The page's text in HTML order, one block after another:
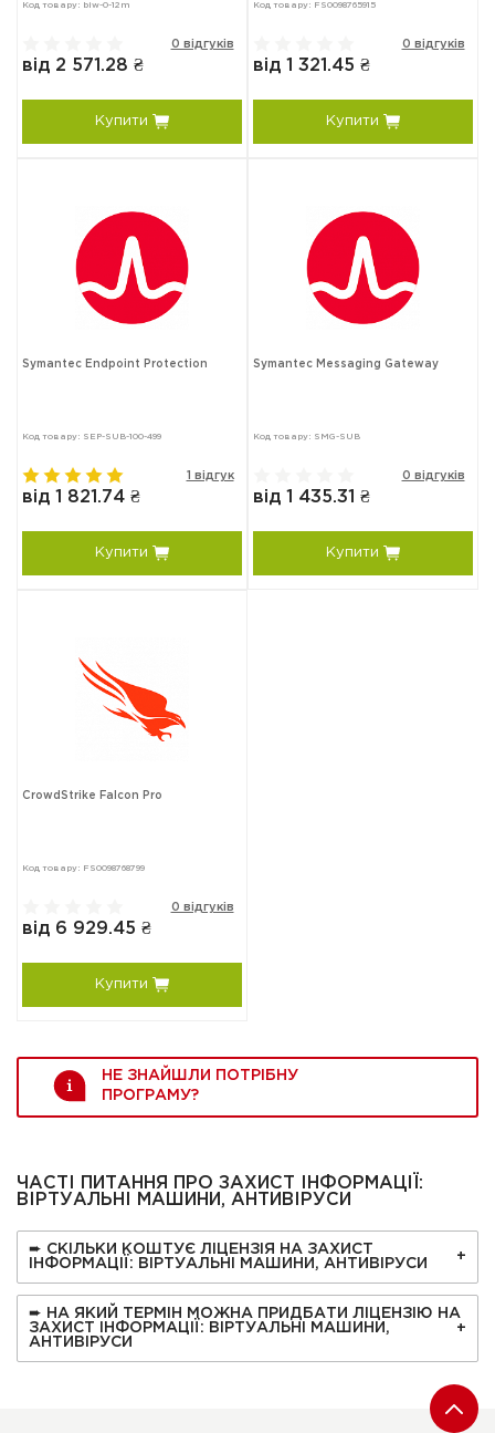
Код товару: biw-0-12m
0 відгуків
від 2 571.28 ₴
Купити
Код товару: FS0098765915
0 відгуків
від 1 321.45 ₴
Купити
Symantec Endpoint Protection
Код товару: SEP-SUB-100-499
1 відгук
від 1 821.74 ₴
Купити
Symantec Messaging Gateway
Код товару: SMG-SUB
0 відгуків
від 1 435.31 ₴
Купити
CrowdStrike Falcon Pro
Код товару: FS0098768799
0 відгуків
від 6 929.45 ₴
Купити
НЕ ЗНАЙШЛИ ПОТРІБНУ
ПРОГРАМУ?
ЧАСТІ ПИТАННЯ ПРО ЗАХИСТ ІНФОРМАЦІЇ:
ВІРТУАЛЬНІ МАШИНИ, АНТИВІРУСИ
➨ СКІЛЬКИ КОШТУЄ ЛІЦЕНЗІЯ НА ЗАХИСТ
ІНФОРМАЦІЇ: ВІРТУАЛЬНІ МАШИНИ, АНТИВІРУСИ
➨ НА ЯКИЙ ТЕРМІН МОЖНА ПРИДБАТИ ЛІЦЕНЗІЮ НА
ЗАХИСТ ІНФОРМАЦІЇ: ВІРТУАЛЬНІ МАШИНИ,
АНТИВІРУСИ